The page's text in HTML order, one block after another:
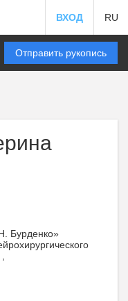
ВХОД RU
Отправить рукопись
Бурденко»